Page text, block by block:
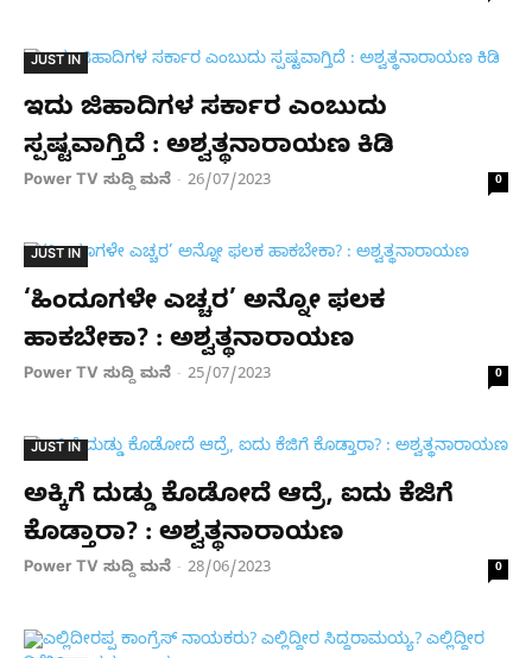
JUST IN
ಇದು ಜಿಹಾದಿಗಳ ಸರ್ಕಾರ ಎಂಬುದು
ಸ್ಪಷ್ಟವಾಗ್ತಿದೆ : ಅಶ್ವತ್ಥನಾರಾಯಣ ಕಿಡಿ
Power TV ಸುದ್ದಿ ಮನೆ - 26/07/2023 0
JUST IN
‘ಹಿಂದೂಗಳೇ ಎಚ್ಚರ’ ಅನ್ನೋ ಫಲಕ
ಹಾಕಬೇಕಾ? : ಅಶ್ವತ್ಥನಾರಾಯಣ
Power TV ಸುದ್ದಿ ಮನೆ - 25/07/2023 0
JUST IN
ಅಕ್ಕಿಗೆ ದುಡ್ಡು ಕೊಡೋದೆ ಆದ್ರೆ, ಐದು ಕೆಜಿಗೆ
ಕೊಡ್ತಾರಾ? : ಅಶ್ವತ್ಥನಾರಾಯಣ
Power TV ಸುದ್ದಿ ಮನೆ - 28/06/2023 0